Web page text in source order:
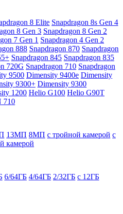
8 Elite Snapdragon 8s Gen 4
8 Gen 3 Snapdragon 8 Gen 2
7 Gen 1 Snapdragon 4 Gen 2
888 Snapdragon 870 Snapdragon
Snapdragon 845 Snapdragon 835
720G Snapdragon 710 Snapdragon
9500 Dimensity 9400e Dimensity
9300+ Dimensity 9300
1200 Helio G100 Helio G90T
710
13МП 8МП с тройной камерой с
камерой
6/64ГБ 4/64ГБ 2/32ГБ с 12ГБ